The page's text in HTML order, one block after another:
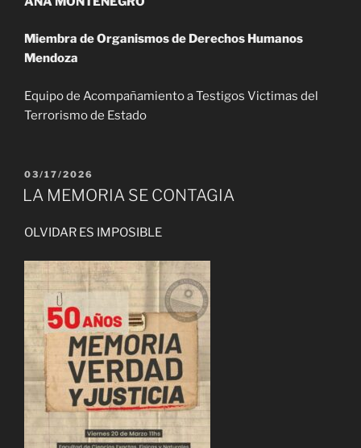
Miembra de Organismos de Derechos Humanos
Mendoza
Equipo de Acompañamiento a Testigos Victimas del
Terrorismo de Estado
PUBLICADO
EL
03/17/2026
LA MEMORIA SE CONTAGIA
OLVIDAR ES IMPOSIBLE